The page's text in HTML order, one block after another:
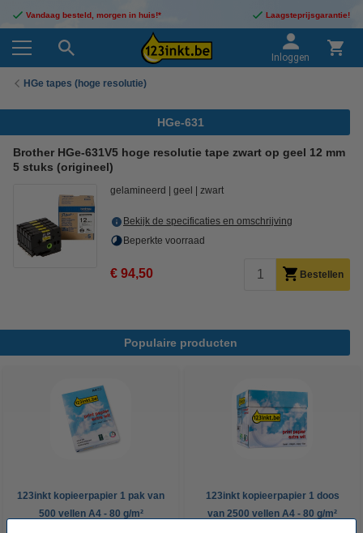
Vandaag besteld, morgen in huis!* Laagsteprijsgarantie!
Inloggen
HGe tapes (hoge resolutie)
HGe-631
Brother HGe-631V5 hoge resolutie tape zwart op geel 12 mm
5 stuks (origineel)
gelamineerd geel zwart
Bekijk de specificaties en omschrijving
Beperkte voorraad
€ 94,50 Bestellen
Populaire producten
123inkt kopieerpapier 1 pak van
500 vellen A4 - 80 g/m²
123inkt kopieerpapier 1 doos
van 2500 vellen A4 - 80 g/m²